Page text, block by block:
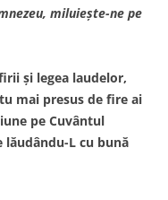
miluieşte-ne pe
şi legea laudelor,
mai presus de fire ai
pe Cuvântul
lăudându-L cu bună